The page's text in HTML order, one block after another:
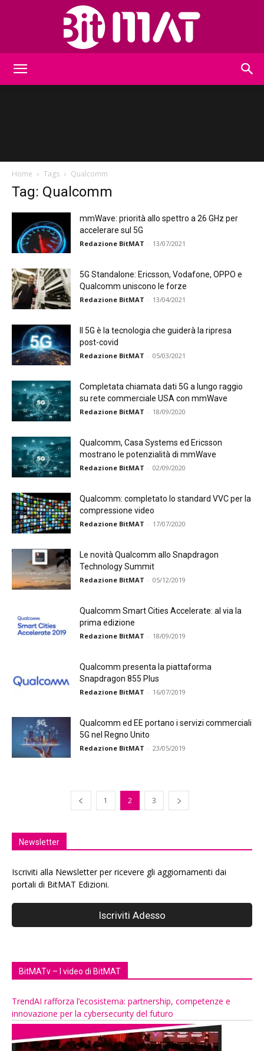
Home Tags Qualcomm
Tag: Qualcomm
mmWave: priorità allo spettro a 26 GHz per
accelerare sul 5G
Redazione BitMAT - 13/07/2021
5G Standalone: Ericsson, Vodafone, OPPO e
Qualcomm uniscono le forze
Redazione BitMAT - 13/04/2021
Il 5G è la tecnologia che guiderà la ripresa
post-covid
Redazione BitMAT - 05/03/2021
Completata chiamata dati 5G a lungo raggio
su rete commerciale USA con mmWave
Redazione BitMAT - 18/09/2020
Qualcomm, Casa Systems ed Ericsson
mostrano le potenzialità di mmWave
Redazione BitMAT - 02/09/2020
Qualcomm: completato lo standard VVC per la
compressione video
Redazione BitMAT - 17/07/2020
Le novità Qualcomm allo Snapdragon
Technology Summit
Redazione BitMAT - 05/12/2019
Qualcomm Smart Cities Accelerate: al via la
prima edizione
Redazione BitMAT - 18/09/2019
Qualcomm presenta la piattaforma
Snapdragon 855 Plus
Redazione BitMAT - 16/07/2019
Qualcomm ed EE portano i servizi commerciali
5G nel Regno Unito
Redazione BitMAT - 23/05/2019
1 2 3
Newsletter
Iscriviti alla Newsletter per ricevere gli aggiornamenti dai
portali di BitMAT Edizioni.
BitMATv – I video di BitMAT
TrendAI rafforza l’ecosistema: partnership, competenze e
innovazione per la cybersecurity del futuro